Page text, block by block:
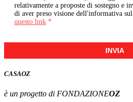
relativamente a proposte di sostegno e
di aver preso visione dell'informativa
questo link *
INVIA
CASAOZ
è un progetto di FONDAZIONEOZ